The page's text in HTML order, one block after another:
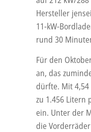
Hersteller
11-kW-
rund 30
Für den
an, das
dürfte. Mit 4,54
zu 1.456 Litern
ein. Unter der
die